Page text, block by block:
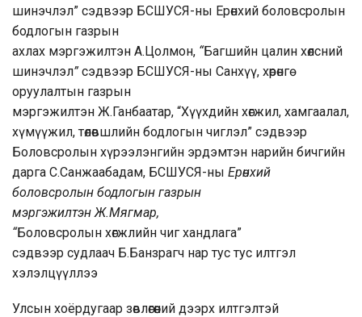
шинэчлэл” сэдвээр БСШУСЯ-ны Ерөнхий боловсролын
бодлогын газрын
ахлах мэргэжилтэн А.Цолмон, “Багшийн цалин хөлсний
шинэчлэл” сэдвээр БСШУСЯ-ны Санхүү, хөрөнгө
оруулалтын газрын
мэргэжилтэн Ж.Ганбаатар, “Хүүхдийн хөгжил, хамгаалал,
хүмүүжил, төлөвшлийн бодлогын чиглэл” сэдвээр
Боловсролын хүрээлэнгийн эрдэмтэн нарийн бичгийн
дарга С.Санжаабадам, БСШУСЯ-ны Ерөнхий
боловсролын бодлогын газрын
мэргэжилтэн Ж.Мягмар,
“Боловсролын хөгжлийн чиг хандлага”
сэдвээр судлаач Б.Банзрагч нар тус тус илтгэл
хэлэлцүүллээ
Улсын хоёрдугаар зөвлөгөөний дээрх илтгэлтэй